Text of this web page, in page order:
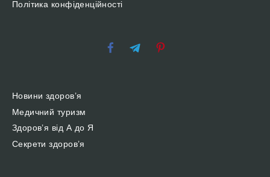
Політика конфіденційності
Новини здоров’я
Медичний туризм
Здоров’я від А до Я
Секрети здоров’я